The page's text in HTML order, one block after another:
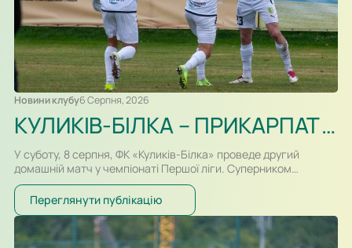
Новини клубу6 Серпня, 2026
КУЛИКІВ-БІЛКА – ПРИКАРПАТТЯ-БЛАГО. ПРЕВ’Ю, ВІДЕОТРАНСЛЯЦІЯ
У суботу, 8 серпня, ФК «Куликів-Білка» проведе другий
домашній матч у чемпіонаті Першої ліги. Суперником
команди Сергія Атласюка стане івано-франківське
«Прикарпаття-Благо». Поєдинок на «Арені Куликів»
розпочнеться о 16:30. Для суперників це буде перша
офіційна зустріч в історії. Раніше команди перетиналися
лише у контрольних матчах. Старт сезону для команд
Переглянути публікацію